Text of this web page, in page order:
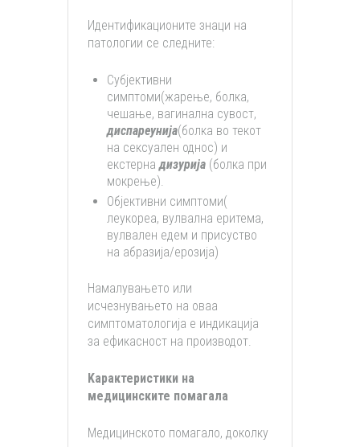
Идентификационите знаци на
патологии се следните:
Субјективни
симптоми(жарење, болка,
чешање, вагинална сувост,
диспареунија(болка во текот
на сексуален однос) и
екстернадизурија (болка при
мокрење).
Објективни симптоми(
леукореа, вулвална еритема,
вулвален едем и присуство
на абразија/ерозија)
Намалувањето или
исчезнувањето на оваа
симптоматологија е индикација
за ефикасност на производот.
Kарактеристики на
медицинските помагала
Медицинското помагало, доколку